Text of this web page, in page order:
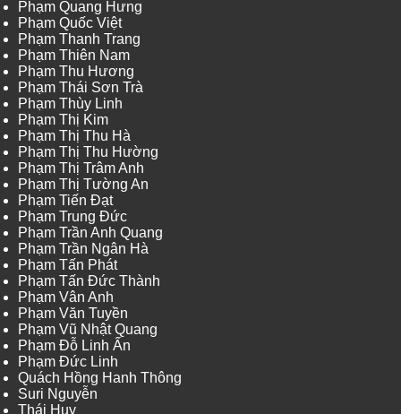
Phạm Quang Hưng
Phạm Quốc Việt
Phạm Thanh Trang
Phạm Thiên Nam
Phạm Thu Hương
Phạm Thái Sơn Trà
Phạm Thùy Linh
Phạm Thị Kim
Phạm Thị Thu Hà
Phạm Thị Thu Hường
Phạm Thị Trâm Anh
Phạm Thị Tường An
Phạm Tiến Đạt
Phạm Trung Đức
Phạm Trần Anh Quang
Phạm Trần Ngân Hà
Phạm Tấn Phát
Phạm Tấn Đức Thành
Phạm Vân Anh
Phạm Văn Tuyền
Phạm Vũ Nhật Quang
Phạm Đỗ Linh Ấn
Phạm Đức Linh
Quách Hồng Hanh Thông
Suri Nguyễn
Thái Huy